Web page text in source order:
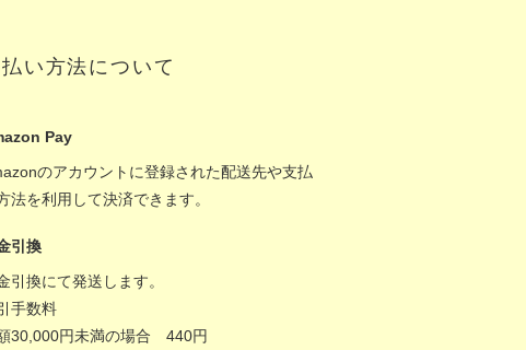
い方法について
Pay
のアカウントに登録された配送先や支払
法を利用して決済できます。
引換
引換にて発送します。
手数料
30,000円未満の場合 440円